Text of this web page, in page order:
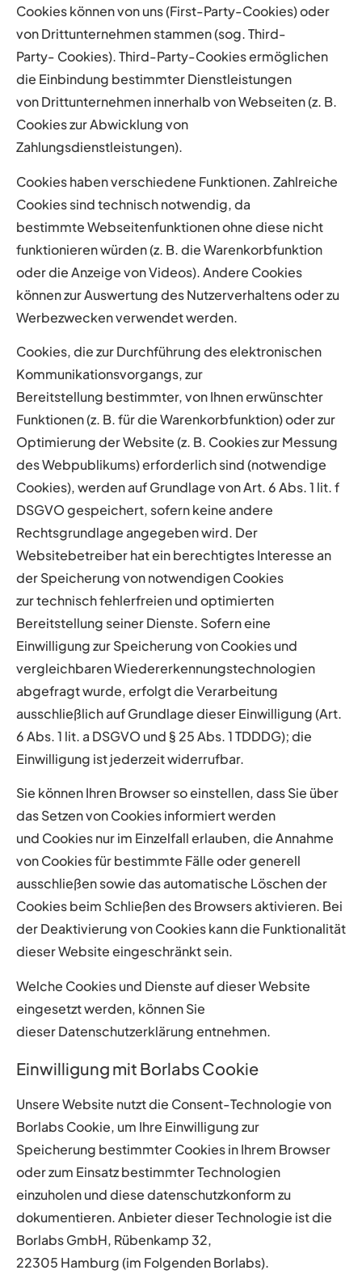
Cookies können von uns (First-Party-Cookies) oder
von Drittunternehmen stammen (sog. Third-
Party- Cookies). Third-Party-Cookies ermöglichen
die Einbindung bestimmter Dienstleistungen
vonDrittunternehmen innerhalb von Webseiten (z. B.
Cookies zur Abwicklung von
Zahlungsdienstleistungen).
Cookies haben verschiedene Funktionen. Zahlreiche
Cookies sind technisch notwendig, da
bestimmteWebseitenfunktionen ohne diese nicht
funktionieren würden (z. B. die Warenkorbfunktion
oder die Anzeigevon Videos). Andere Cookies
können zur Auswertung des Nutzerverhaltens oder zu
Werbezweckenverwendet werden.
Cookies, die zur Durchführung des elektronischen
Kommunikationsvorgangs, zur
Bereitstellung bestimmter, von Ihnen erwünschter
Funktionen (z. B. für die Warenkorbfunktion) oder zur
Optimierung derWebsite (z. B. Cookies zur Messung
des Webpublikums) erforderlich sind (notwendige
Cookies), werden aufGrundlage von Art. 6 Abs. 1 lit. f
DSGVO gespeichert, sofern keine andere
Rechtsgrundlage angegeben wird. Der
Websitebetreiber hat ein berechtigtes Interesse an
der Speicherung von notwendigen Cookies
zurtechnisch fehlerfreien und optimierten
Bereitstellung seiner Dienste. Sofern eine
Einwilligung zurSpeicherung von Cookies und
vergleichbaren Wiedererkennungstechnologien
abgefragt wurde, erfolgt dieVerarbeitung
ausschließlich auf Grundlage dieser Einwilligung (Art.
6 Abs. 1 lit. a DSGVO und § 25 Abs. 1TDDDG); die
Einwilligung ist jederzeit widerrufbar.
Sie können Ihren Browser so einstellen, dass Sie über
das Setzen von Cookies informiert werden
und Cookies nur im Einzelfall erlauben, die Annahme
von Cookies für bestimmte Fälle oder generell
ausschließensowie das automatische Löschen der
Cookies beim Schließen des Browsers aktivieren. Bei
derDeaktivierung von Cookies kann die Funktionalität
dieser Website eingeschränkt sein.
Welche Cookies und Dienste auf dieser Website
eingesetzt werden, können Sie
dieser Datenschutzerklärung entnehmen.
Einwilligung mit Borlabs Cookie
Unsere Website nutzt die Consent-Technologie von
Borlabs Cookie, um Ihre Einwilligung zur
Speicherung bestimmter Cookies in Ihrem Browser
oder zum Einsatz bestimmter Technologien
einzuholen und diese datenschutzkonform zu
dokumentieren. Anbieter dieser Technologie ist die
Borlabs GmbH, Rübenkamp 32,
22305 Hamburg (im Folgenden Borlabs).